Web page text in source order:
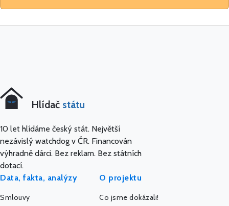
Hlídač státu
10 let hlídáme český stát. Největší
nezávislý watchdog v ČR. Financován
výhradně dárci. Bez reklam. Bez státních
dotací.
Data, fakta, analýzy
Smlouvy
O projektu
Co jsme dokázali!